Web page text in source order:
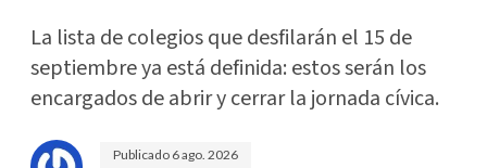
La lista de colegios que desfilarán el 15 de
septiembre ya está definida: estos serán los
encargados de abrir y cerrar la jornada cívica.
Publicado 6 ago. 2026